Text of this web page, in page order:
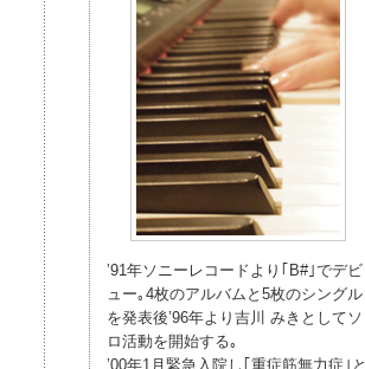
’91年ソニーレコードより｢B#｣でデビ
ュー｡4枚のアルバムと5枚のシングル
を発表後’96年より吉川 みきとしてソ
ロ活動を開始する｡
’00年1月緊急入院し｢重症筋無力症｣と